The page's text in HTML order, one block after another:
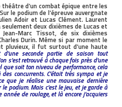
d’un combat épique entre les
le podium de l’épreuve auvergnate
Adoir et Lucas Clément. Laurent
deux dixièmes de Lucas et
Marc Tissot, de six dixièmes
Durin. Même si par moment le
pluvieux, il fut surtout d’une haute
d’une seconde partie de saison tout
s’est retrouvé à chaque fois près d’une
que soit ton niveau de performance, cela
concurrents. C’était très sympa et je
que je réalise une mauvaise dernière
podium. Mais c’est le jeu, et je garde à
de roulage, et là encore j’acquiers